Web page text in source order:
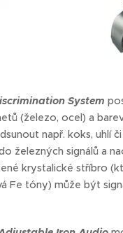
System
(železo, ocel) a
např. koks, uhlí
železných signálů a
krystalické stříbro
Fe tóny) může být